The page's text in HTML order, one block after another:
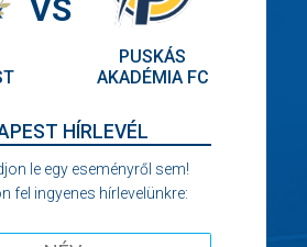
VS
PUSKÁS
AKADÉMIA FC
HÍRLEVÉL
le egy eseményről sem!
fel ingyenes hírlevelünkre: